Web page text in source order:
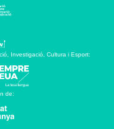
Investigació, Cultura i Esport:
de: